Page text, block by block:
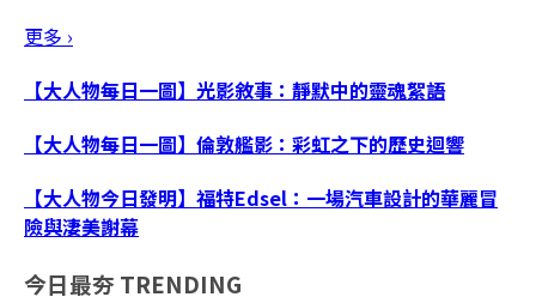
更多 ›
【大人物每日一圖】光影敘事：靜默中的靈魂絮語
【大人物每日一圖】倫敦艦影：彩虹之下的歷史迴響
【大人物今日發明】福特Edsel：一場汽車設計的華麗冒
險與淒美謝幕
今日最夯 TRENDING